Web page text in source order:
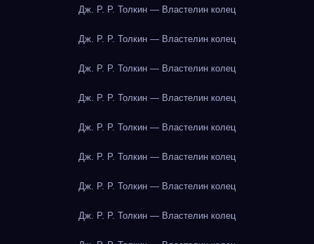
Дж. Р. Р. Толкин — Властелин колец
Дж. Р. Р. Толкин — Властелин колец
Дж. Р. Р. Толкин — Властелин колец
Дж. Р. Р. Толкин — Властелин колец
Дж. Р. Р. Толкин — Властелин колец
Дж. Р. Р. Толкин — Властелин колец
Дж. Р. Р. Толкин — Властелин колец
Дж. Р. Р. Толкин — Властелин колец